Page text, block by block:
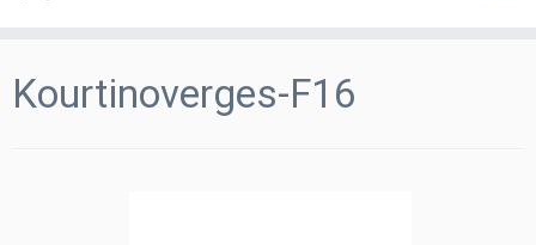
content
Kourtinoverges-F16